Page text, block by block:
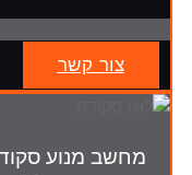
צור קשר